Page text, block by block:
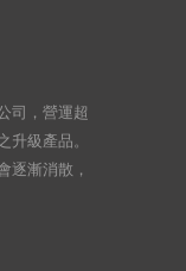
司，營運超
級產品。
逐漸消散，